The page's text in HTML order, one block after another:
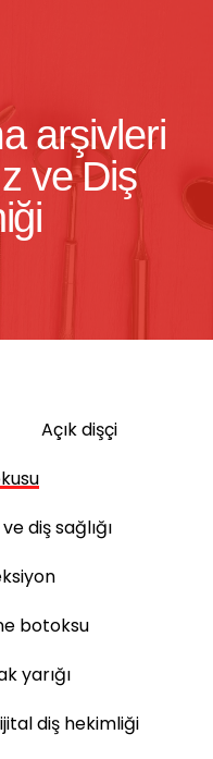
arşivleri
ve Diş
Açık dişçi
diş sağlığı
botoksu
yarığı
diş hekimliği